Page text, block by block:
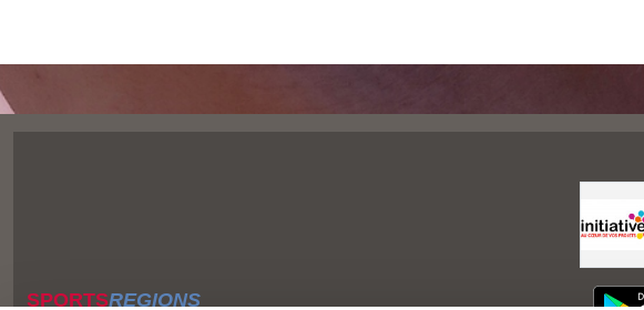
SPORTSREGIONS